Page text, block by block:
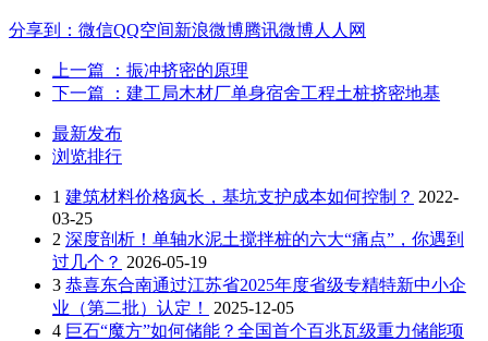
分享到： 微信QQ空间新浪微博腾讯微博人人网
上一篇
：振冲挤密的原理
下一篇
：建工局木材厂单身宿舍工程土桩挤密地基
最新发布
浏览排行
1 建筑材料价格疯长，基坑支护成本如何控制？ 2022-
03-25
2 深度剖析！单轴水泥土搅拌桩的六大“痛点”，你遇到
过几个？ 2026-05-19
3 恭喜东合南通过江苏省2025年度省级专精特新中小企
业（第二批）认定！
2025-12-05
4 巨石“魔方”如何储能？全国首个百兆瓦级重力储能项